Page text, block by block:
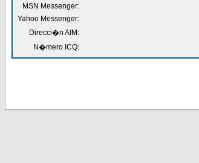
MSN Messenger:
Yahoo Messenger:
Direcci�n AIM:
N�mero ICQ: